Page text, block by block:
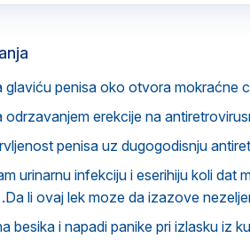
glaviću penisa oko otvora mokraćne
odrzavanjem erekcije na
penisa uz dugogodisnju
urinarnu infekciju i eserihiju koli dat
li ovaj lek moze da izazove
besika i napadi panike pri izlasku iz